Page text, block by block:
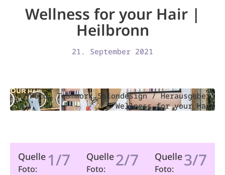
Wellness for your Hair |
Heilbronn
21. September 2021
Foto: Teamwork Salondesign / Herausgeber:
Wellness for your Hair
1/7
Quelle
Foto:
2/7
Quelle
Foto:
3/7
Quelle
Foto: